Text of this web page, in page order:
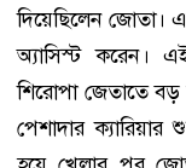
দিয়েছিলেন জোতা।
অ্যাসিস্ট করেন।
শিরোপা জেতাতে বড়
পেশাদার